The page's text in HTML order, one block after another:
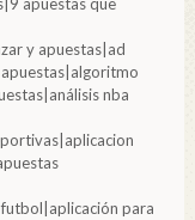
y apuestas|ad
nba
para